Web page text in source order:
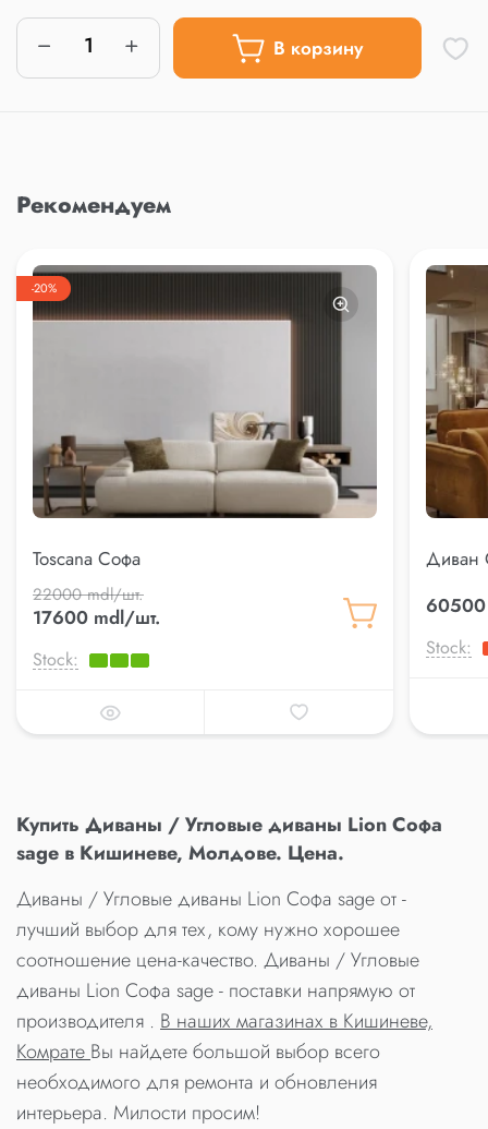
В корзину
Рекомендуем
-20%
Toscana Софа
22000 mdl/шт.
17600 mdl/шт.
Stock:
Диван
Stock:
Купить Диваны / Угловые диваны Lion Софа
sage в Кишиневе, Молдове. Цена.
Диваны / Угловые диваны Lion Софа sage от -
лучший выбор для тех, кому нужно хорошее
соотношение цена-качество. Диваны / Угловые
диваны Lion Софа sage - поставки напрямую от
производителя . В наших магазинах в Кишиневе,
КомратеВы найдете большой выбор всего
необходимого для ремонта и обновления
интерьера. Милости просим!